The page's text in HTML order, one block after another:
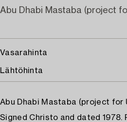
Abu Dhabi Mastaba (project
Vasarahinta
Lähtöhinta
Abu Dhabi Mastaba (project for
Signed Christo and dated 1978.